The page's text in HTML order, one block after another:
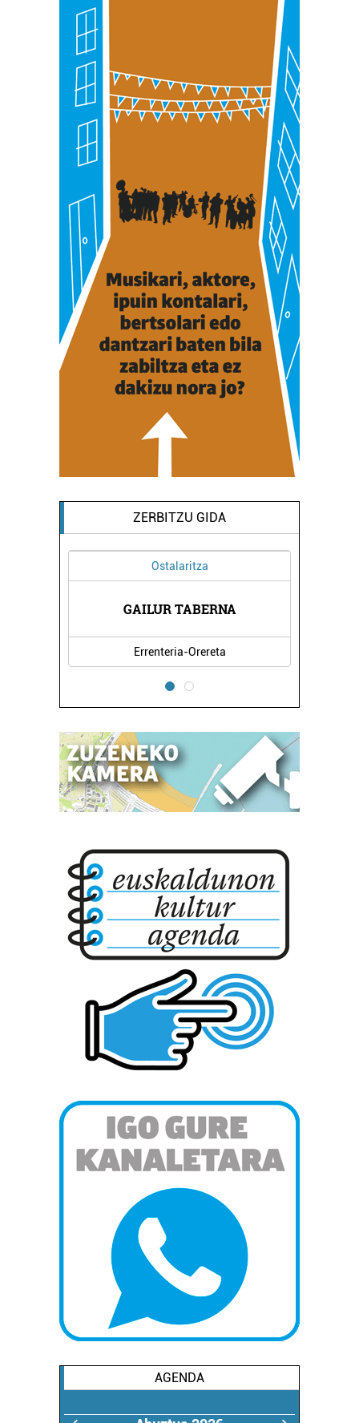
ZERBITZU GIDA
Ostalaritza
GAILUR TABERNA
Errenteria-Orereta
AGENDA